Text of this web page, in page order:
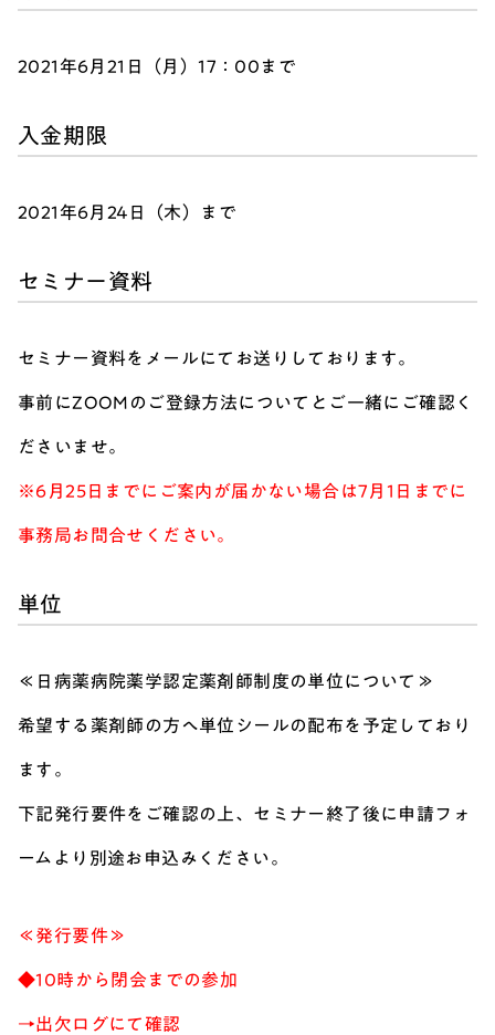
2021年6月21日（月）17：00まで
入金期限
2021年6月24日（木）まで
セミナー資料
セミナー資料をメールにてお送りしております。
事前にZOOMのご登録方法についてとご一緒にご確認く
ださいませ。
※6月25日までにご案内が届かない場合は7月1日までに
事務局お問合せください。
単位
≪日病薬病院薬学認定薬剤師制度の単位について≫
希望する薬剤師の方へ単位シールの配布を予定しており
ます。
下記発行要件をご確認の上、セミナー終了後に申請フォ
ームより別途お申込みください。
≪発行要件≫
◆10時から閉会までの参加
→出欠ログにて確認